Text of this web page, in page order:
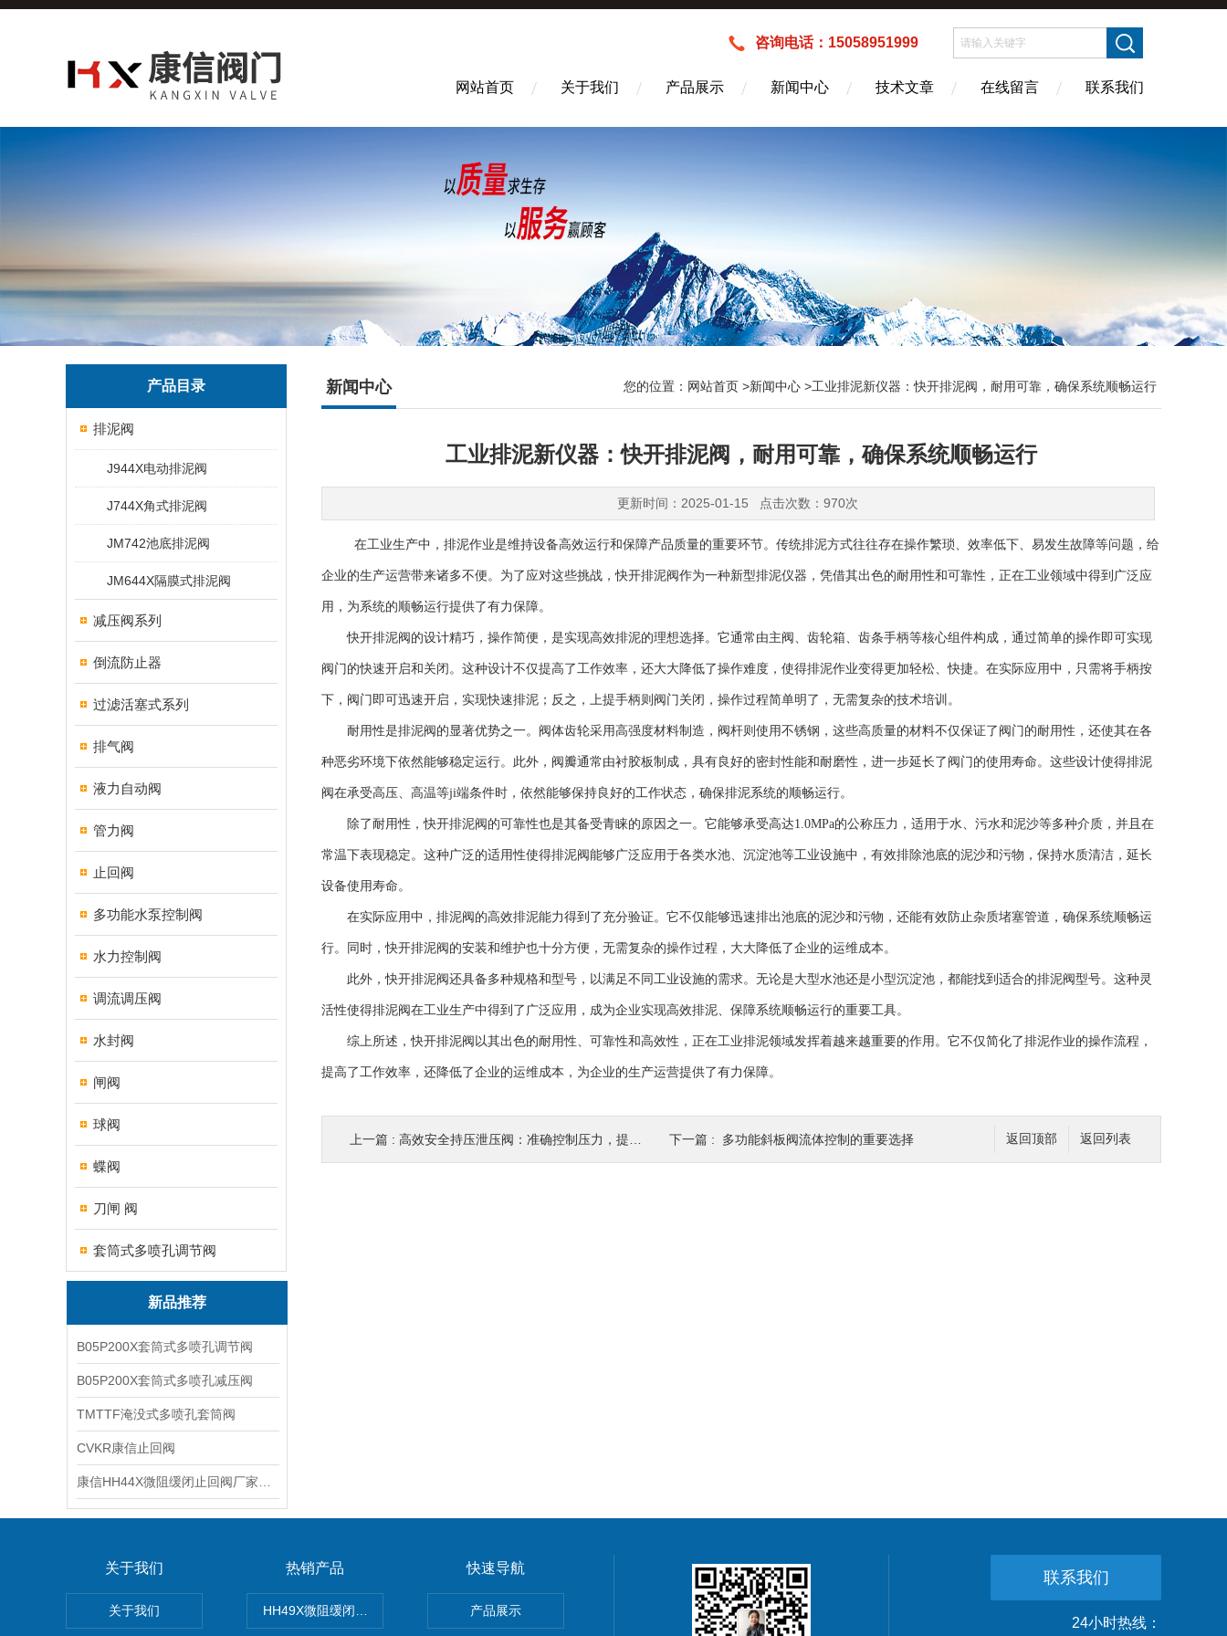
咨询电话：15058951999
网站首页 关于我们 产品展示 新闻中心 技术文章 在线留言 联系我们
产品目录
排泥阀
J944X电动排泥阀
J744X角式排泥阀
JM742池底排泥阀
JM644X隔膜式排泥阀
减压阀系列
倒流防止器
过滤活塞式系列
排气阀
液力自动阀
管力阀
止回阀
多功能水泵控制阀
水力控制阀
调流调压阀
水封阀
闸阀
球阀
蝶阀
刀闸 阀
套筒式多喷孔调节阀
新品推荐
B05P200X套筒式多喷孔调节阀
B05P200X套筒式多喷孔减压阀
TMTTF淹没式多喷孔套筒阀
CVKR康信止回阀
新闻中心 您的位置： 网站首页 >新闻中心 >工业排泥新仪器：快开排泥阀，耐用可靠，确保系统顺畅运行
工业排泥新仪器：快开排泥阀，耐用可靠，确保系统顺畅运行
更新时间：2025-01-15 点击次数：970次
在工业生产中，排泥作业是维持设备高效运行和保障产品质量的重要环节。传统排泥方式往往存在操作繁琐、效率低下、易发生故障等问题，给
企业的生产运营带来诸多不便。为了应对这些挑战，快开排泥阀作为一种新型排泥仪器，凭借其出色的耐用性和可靠性，正在工业领域中得到广泛应
用，为系统的顺畅运行提供了有力保障。
快开排泥阀的设计精巧，操作简便，是实现高效排泥的理想选择。它通常由主阀、齿轮箱、齿条手柄等核心组件构成，通过简单的操作即可实现
阀门的快速开启和关闭。这种设计不仅提高了工作效率，还大大降低了操作难度，使得排泥作业变得更加轻松、快捷。在实际应用中，只需将手柄按
下，阀门即可迅速开启，实现快速排泥；反之，上提手柄则阀门关闭，操作过程简单明了，无需复杂的技术培训。
耐用性是排泥阀的显著优势之一。阀体齿轮采用高强度材料制造，阀杆则使用不锈钢，这些高质量的材料不仅保证了阀门的耐用性，还使其在各
种恶劣环境下依然能够稳定运行。此外，阀瓣通常由衬胶板制成，具有良好的密封性能和耐磨性，进一步延长了阀门的使用寿命。这些设计使得排泥
阀在承受高压、高温等ji端条件时，依然能够保持良好的工作状态，确保排泥系统的顺畅运行。
除了耐用性，快开排泥阀的可靠性也是其备受青睐的原因之一。它能够承受高达1.0MPa的公称压力，适用于水、污水和泥沙等多种介质，并且在
常温下表现稳定。这种广泛的适用性使得排泥阀能够广泛应用于各类水池、沉淀池等工业设施中，有效排除池底的泥沙和污物，保持水质清洁，延长
设备使用寿命。
在实际应用中，排泥阀的高效排泥能力得到了充分验证。它不仅能够迅速排出池底的泥沙和污物，还能有效防止杂质堵塞管道，确保系统顺畅运
行。同时，快开排泥阀的安装和维护也十分方便，无需复杂的操作过程，大大降低了企业的运维成本。
此外，快开排泥阀还具备多种规格和型号，以满足不同工业设施的需求。无论是大型水池还是小型沉淀池，都能找到适合的排泥阀型号。这种灵
活性使得排泥阀在工业生产中得到了广泛应用，成为企业实现高效排泥、保障系统顺畅运行的重要工具。
综上所述，快开排泥阀以其出色的耐用性、可靠性和高效性，正在工业排泥领域发挥着越来越重要的作用。它不仅简化了排泥作业的操作流程，
提高了工作效率，还降低了企业的运维成本，为企业的生产运营提供了有力保障。
返回列表
返回顶部
上一篇 : 高效安全持压泄压阀：准确控制压力，提升系统工作效率 下一篇 : 多功能斜板阀流体控制的重要选择
关于我们
关于我们
热销产品
HH49X微阻缓闭蝶式止回阀
快速导航
产品展示
联系我们
24小时热线：